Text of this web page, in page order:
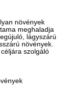
növények
meghaladja
lágyszárú
növények.
szolgáló